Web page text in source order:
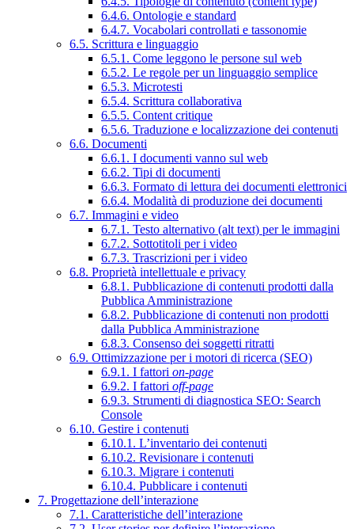
6.4.6. Ontologie e standard
6.4.7. Vocabolari controllati e tassonomie
6.5. Scrittura e linguaggio
6.5.1. Come leggono le persone sul web
6.5.2. Le regole per un linguaggio semplice
6.5.3. Microtesti
6.5.4. Scrittura collaborativa
6.5.5. Content critique
6.5.6. Traduzione e localizzazione dei contenuti
6.6. Documenti
6.6.1. I documenti vanno sul web
6.6.2. Tipi di documenti
6.6.3. Formato di lettura dei documenti elettronici
6.6.4. Modalità di produzione dei documenti
6.7. Immagini e video
6.7.1. Testo alternativo (alt text) per le immagini
6.7.2. Sottotitoli per i video
6.7.3. Trascrizioni per i video
6.8. Proprietà intellettuale e privacy
6.8.1. Pubblicazione di contenuti prodotti dalla
Pubblica Amministrazione
6.8.2. Pubblicazione di contenuti non prodotti
dalla Pubblica Amministrazione
6.8.3. Consenso dei soggetti ritratti
6.9. Ottimizzazione per i motori di ricerca (SEO)
6.9.1. I fattori on-page
6.9.2. I fattori off-page
6.9.3. Strumenti di diagnostica SEO: Search
Console
6.10. Gestire i contenuti
6.10.1. L’inventario dei contenuti
6.10.2. Revisionare i contenuti
6.10.3. Migrare i contenuti
6.10.4. Pubblicare i contenuti
7. Progettazione dell’interazione
7.1. Caratteristiche dell’interazione